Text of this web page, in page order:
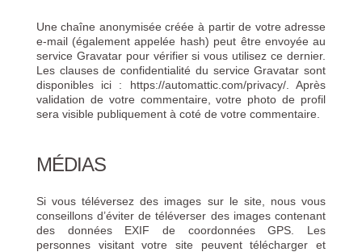
Une chaîne anonymisée créée à partir de votre adresse
e-mail (également appelée hash) peut être envoyée au
service Gravatar pour vérifier si vous utilisez ce dernier.
Les clauses de confidentialité du service Gravatar sont
disponibles ici : https://automattic.com/privacy/. Après
validation de votre commentaire, votre photo de profil
sera visible publiquement à coté de votre commentaire.
MÉDIAS
Si vous téléversez des images sur le site, nous vous
conseillons d’éviter de téléverser des images contenant
des données EXIF de coordonnées GPS. Les
personnes visitant votre site peuvent télécharger et